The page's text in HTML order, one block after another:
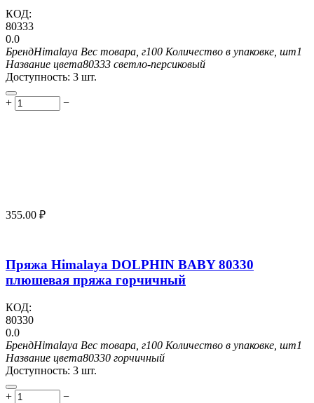
КОД:
80333
0.0
БрендHimalaya Вес товара, г100 Количество в упаковке, шт1
Название цвета80333 светло-персиковый
Доступность: 3 шт.
+ −
355.00 ₽
Пряжа Himalaya DOLPHIN BABY 80330
плюшевая пряжа горчичный
КОД:
80330
0.0
БрендHimalaya Вес товара, г100 Количество в упаковке, шт1
Название цвета80330 горчичный
Доступность: 3 шт.
+ −